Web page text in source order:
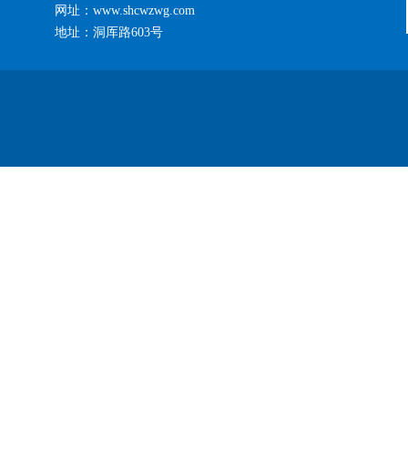
网址：www.shcwzwg.com
地址：洞厍路603号